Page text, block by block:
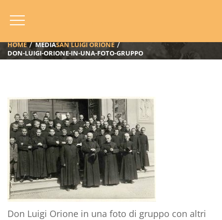
Don-Luigi-Orione-In-Una-Foto-
HOME MEDIASAN LUIGI ORIONE
DON-LUIGI-ORIONE-IN-UNA-FOTO-GRUPPO
Don Luigi Orione in una foto di gruppo con altri